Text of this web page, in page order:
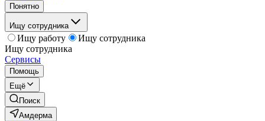
Понятно
Ищу сотрудника
Ищу работу
Ищу сотрудника
Ищу сотрудника
Сервисы
Помощь
Ещё
Поиск
Амдерма